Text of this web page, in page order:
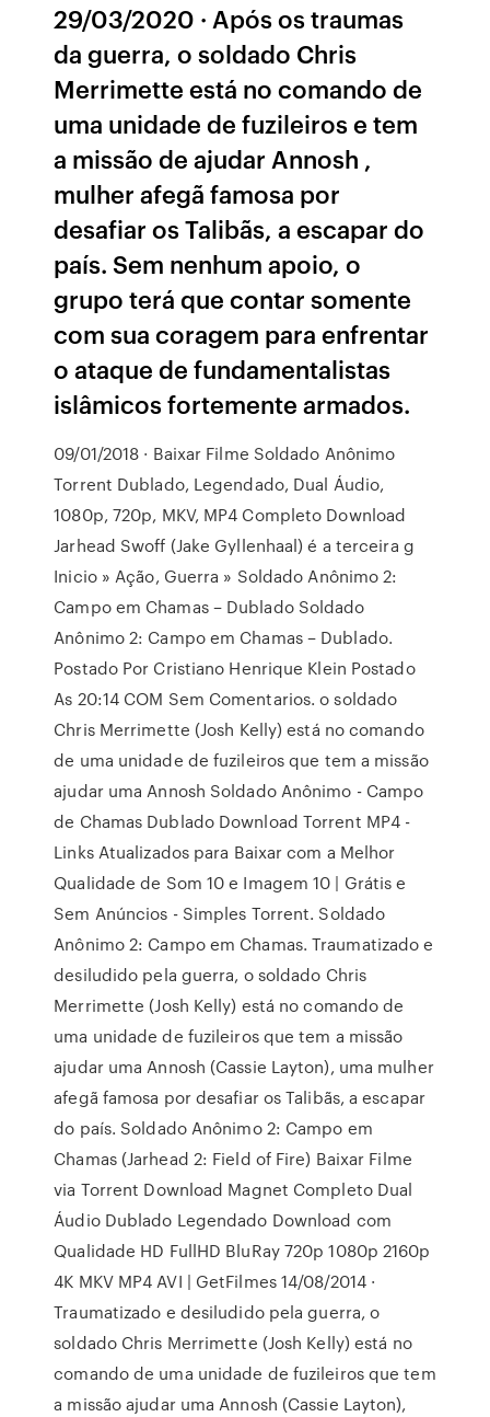
29/03/2020 · Após os traumas
da guerra, o soldado Chris
Merrimette está no comando de
uma unidade de fuzileiros e tem
a missão de ajudar Annosh ,
mulher afegã famosa por
desafiar os Talibãs, a escapar do
país. Sem nenhum apoio, o
grupo terá que contar somente
com sua coragem para enfrentar
o ataque de fundamentalistas
islâmicos fortemente armados.
09/01/2018 · Baixar Filme Soldado Anônimo
Torrent Dublado, Legendado, Dual Áudio,
1080p, 720p, MKV, MP4 Completo Download
Jarhead Swoff (Jake Gyllenhaal) é a terceira g
Inicio » Ação, Guerra » Soldado Anônimo 2:
Campo em Chamas – Dublado Soldado
Anônimo 2: Campo em Chamas – Dublado.
Postado Por Cristiano Henrique Klein Postado
As 20:14 COM Sem Comentarios. o soldado
Chris Merrimette (Josh Kelly) está no comando
de uma unidade de fuzileiros que tem a missão
ajudar uma Annosh Soldado Anônimo - Campo
de Chamas Dublado Download Torrent MP4 -
Links Atualizados para Baixar com a Melhor
Qualidade de Som 10 e Imagem 10 | Grátis e
Sem Anúncios - Simples Torrent. Soldado
Anônimo 2: Campo em Chamas. Traumatizado e
desiludido pela guerra, o soldado Chris
Merrimette (Josh Kelly) está no comando de
uma unidade de fuzileiros que tem a missão
ajudar uma Annosh (Cassie Layton), uma mulher
afegã famosa por desafiar os Talibãs, a escapar
do país. Soldado Anônimo 2: Campo em
Chamas (Jarhead 2: Field of Fire) Baixar Filme
via Torrent Download Magnet Completo Dual
Áudio Dublado Legendado Download com
Qualidade HD FullHD BluRay 720p 1080p 2160p
4K MKV MP4 AVI | GetFilmes 14/08/2014 ·
Traumatizado e desiludido pela guerra, o
soldado Chris Merrimette (Josh Kelly) está no
comando de uma unidade de fuzileiros que tem
a missão ajudar uma Annosh (Cassie Layton),